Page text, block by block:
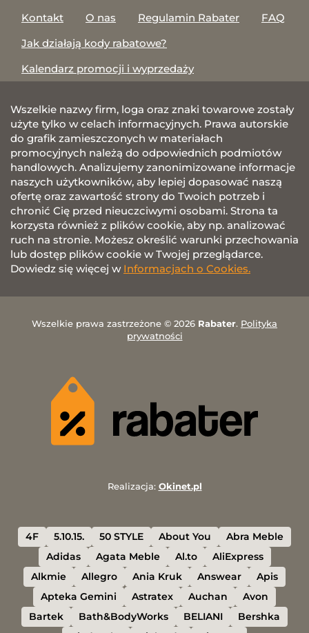
Kontakt
O nas Regulamin Rabater
FAQ
Jak działają kody rabatowe?
Kalendarz promocji i wyprzedaży
Wszelkie nazwy firm, loga oraz znaki towarowe zostały
użyte tylko w celach informacyjnych. Prawa autorskie
do grafik zamieszczonych w materiałach
promocyjnych należą do odpowiednich podmiotów
handlowych. Analizujemy zanonimizowane informacje
naszych użytkowników, aby lepiej dopasować naszą
ofertę oraz zawartość strony do Twoich potrzeb i
chronić Cię przed nieuczciwymi osobami. Strona ta
korzysta również z plików cookie, aby np. analizować
ruch na stronie. Możesz określić warunki przechowania
lub dostęp plików cookie w Twojej przeglądarce.
Dowiedz się więcej w Informacjach o Cookies.
Wszelkie prawa zastrzeżone © 2026 Rabater. Polityka
prywatności
Realizacja: Okinet.pl
4F 5.10.15. 50 STYLE About You
Abra Meble
Adidas
Agata Meble Al.to
AliExpress
Alkmie
Allegro Ania Kruk Answear
Apis
Apteka Gemini
Astratex Auchan
Avon
Bartek
Bath&BodyWorks BELIANI
Bershka